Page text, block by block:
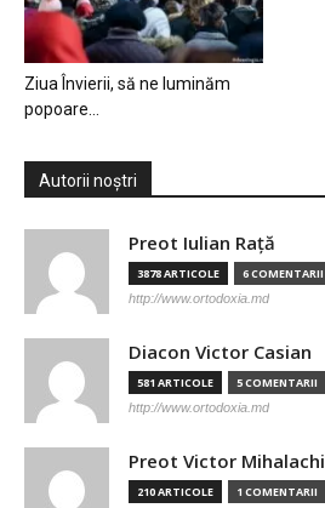
Ziua Învierii, să ne luminăm
popoare…
Autorii noștri
Preot Iulian Raţă
3878 ARTICOLE 6 COMENTARII
http://www.ortodoxia.md
Diacon Victor Casian
581 ARTICOLE 5 COMENTARII
http://www.ortodoxia.md
Preot Victor Mihalachi
210 ARTICOLE 1 COMENTARII